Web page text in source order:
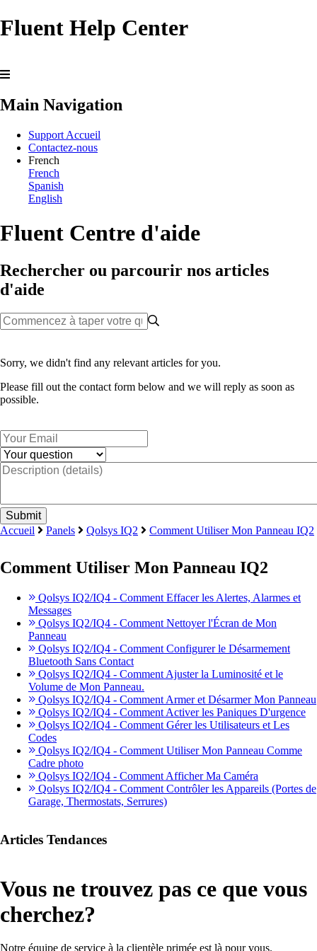
Fluent Help Center
Main Navigation
Support Accueil
Contactez-nous
French
French
Spanish
English
Fluent Centre d'aide
Rechercher ou parcourir nos articles
d'aide
Sorry, we didn't find any relevant articles for you.
Please fill out the contact form below and we will reply as soon as
possible.
Accueil Panels Qolsys IQ2 Comment Utiliser Mon Panneau IQ2
Comment Utiliser Mon Panneau IQ2
Qolsys IQ2/IQ4 - Comment Effacer les Alertes, Alarmes et
Messages
Qolsys IQ2/IQ4 - Comment Nettoyer l'Écran de Mon
Panneau
Qolsys IQ2/IQ4 - Comment Configurer le Désarmement
Bluetooth Sans Contact
Qolsys IQ2/IQ4 - Comment Ajuster la Luminosité et le
Volume de Mon Panneau.
Qolsys IQ2/IQ4 - Comment Armer et Désarmer Mon Panneau
Qolsys IQ2/IQ4 - Comment Activer les Paniques D'urgence
Qolsys IQ2/IQ4 - Comment Gérer les Utilisateurs et Les
Codes
Qolsys IQ2/IQ4 - Comment Utiliser Mon Panneau Comme
Cadre photo
Qolsys IQ2/IQ4 - Comment Afficher Ma Caméra
Qolsys IQ2/IQ4 - Comment Contrôler les Appareils (Portes de
Garage, Thermostats, Serrures)
Articles Tendances
Vous ne trouvez pas ce que vous
cherchez?
Notre équipe de service à la clientèle primée est là pour vous.